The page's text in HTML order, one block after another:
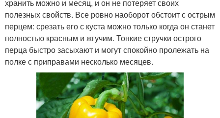
хранить можно и месяц, и он не потеряет своих
полезных свойств. Все ровно наоборот обстоит с острым
перцем: срезать его с куста можно только когда он станет
полностью красным и жгучим. Тонкие стручки острого
перца быстро засыхают и могут спокойно пролежать на
полке с приправами несколько месяцев.